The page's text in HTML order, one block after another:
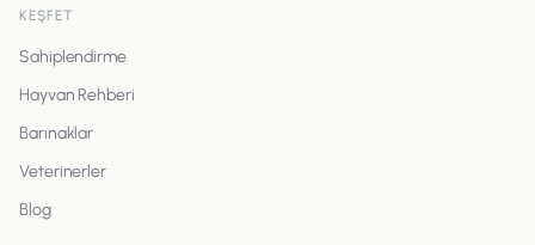
KEŞFET
Sahiplendirme
Hayvan Rehberi
Barınaklar
Veterinerler
Blog